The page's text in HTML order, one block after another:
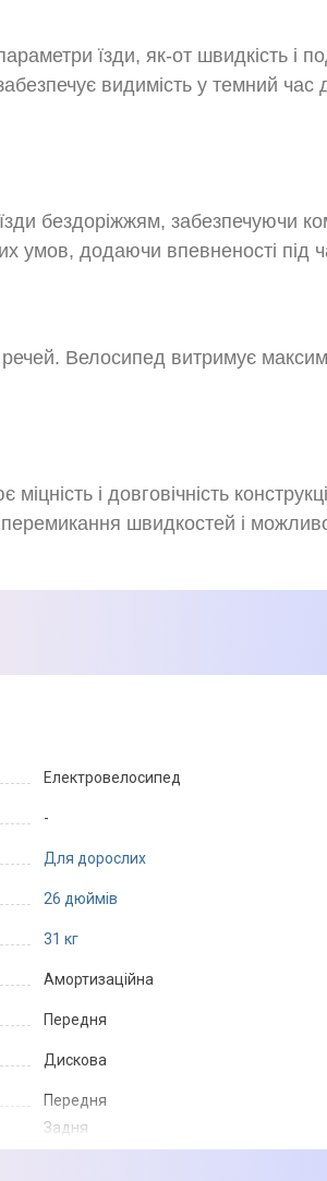
їзди, як-от швидкість і
видимість у темний
бездоріжжям, забезпечуючи
умов, додаючи впевненості під
Велосипед витримує
і довговічність
швидкостей і
Електровелосипед
-
Для дорослих
26 дюймів
31 кг
Амортизаційна
Передня
Дискова
Передня
Задня